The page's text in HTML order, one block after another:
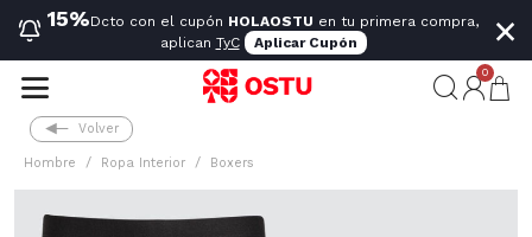
15%Dcto con el cupón HOLAOSTU en tu primera compra,
aplican TyC Aplicar Cupón ×
0
Volver
Hombre Ropa Interior Boxers